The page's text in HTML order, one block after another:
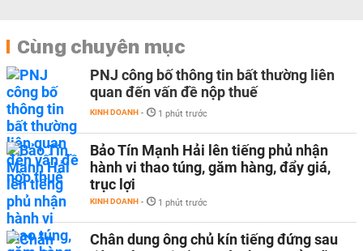
Cùng chuyên mục
PNJ công bố thông tin bất thường liên
quan đến vấn đề nộp thuế
KINH DOANH - 1 phút trước
Bảo Tín Mạnh Hải lên tiếng phủ nhận
hành vi thao túng, găm hàng, đẩy giá,
trục lợi
KINH DOANH - 1 phút trước
Chân dung ông chủ kín tiếng đứng sau